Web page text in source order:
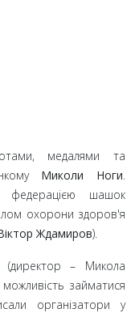
медалями та
Миколи Ноги
федерацією шашок
охорони здоров'я
Ждамиров).
– Микола
займатися
організатори у